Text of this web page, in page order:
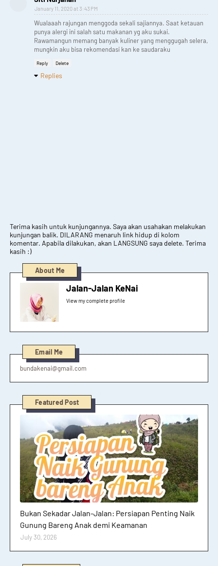
January 11, 2020 at 3:43 PM
Wualaaah rajungan menggoda sekali sajiannya. Saat ketauan
punya alergi ini salah satu makanan yg aku sukai.
Rawamangun memang banyak kuliner yang menggugah selera,
mungkin aku bisa rekomendasi kan ke saudaraku
Reply Delete
Replies
Terima kasih untuk kunjungannya. Saya akan usahakan melakukan
kunjungan balik. DILARANG menaruh link hidup di kolom
komentar. Apabila dilakukan, akan LANGSUNG saya delete. Terima
kasih :)
About Me
Jalan-Jalan KeNai
View my complete profile
Email Me
bundakenai@gmail.com
Featured Post
Bukan Sekadar Jalan-Jalan: Persiapan Penting Naik
Gunung Bareng Anak demi Keamanan
July 30, 2026